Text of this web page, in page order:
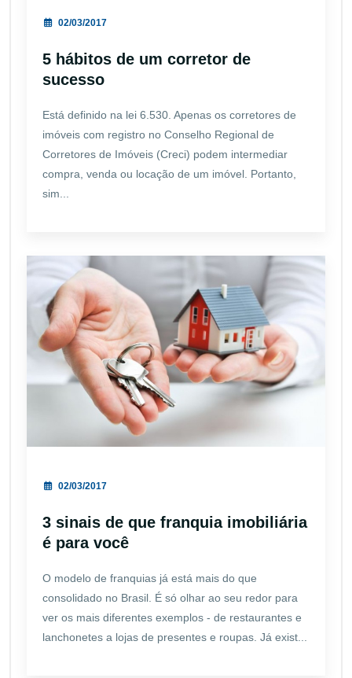
02/03/2017
5 hábitos de um corretor de
sucesso
Está definido na lei 6.530. Apenas os corretores de
imóveis com registro no Conselho Regional de
Corretores de Imóveis (Creci) podem intermediar
compra, venda ou locação de um imóvel. Portanto,
sim...
02/03/2017
3 sinais de que franquia imobiliária
é para você
O modelo de franquias já está mais do que
consolidado no Brasil. É só olhar ao seu redor para
ver os mais diferentes exemplos - de restaurantes e
lanchonetes a lojas de presentes e roupas. Já exist...